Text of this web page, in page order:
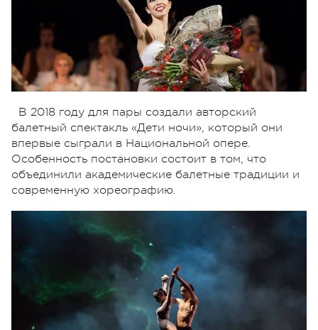
В 2018 году для пары создали авторский
балетный спектакль «Дети ночи», который они
впервые сыграли в Национальной опере.
Особенность постановки состоит в том, что
объединили академические балетные традиции и
современную хореографию.